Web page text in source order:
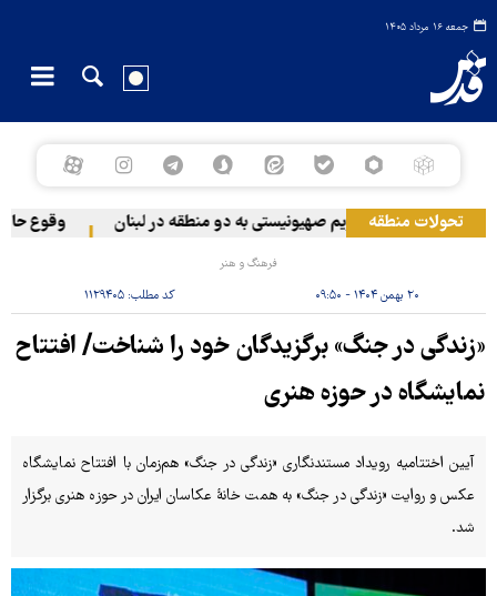
جمعه ۱۶ مرداد ۱۴۰۵
تحولات منطقه
حمله رژیم صهیونیستی به دو منطقه در لبنان وقوع حادثه
فرهنگ و هنر
۲۰ بهمن ۱۴۰۴ - ۰۹:۵۰ کد مطلب: ۱۱۲۹۴۰۵
«زندگی در جنگ» برگزیدگان خود را شناخت/ افتتاح
نمایشگاه در حوزه هنری
آیین اختتامیه رویداد مستندنگاری «زندگی در جنگ» هم‌زمان با افتتاح نمایشگاه
عکس و روایت «زندگی در جنگ» به همت خانهٔ عکاسان ایران در حوزه هنری برگزار
شد.